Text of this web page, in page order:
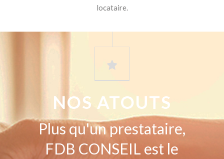
locataire.
NOS ATOUTS
Plus qu'un prestataire,
FDB CONSEIL est le